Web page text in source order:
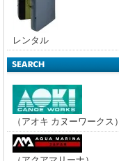
レンタル
（アオキ カヌーワークス）